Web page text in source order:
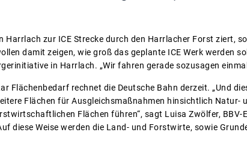
Harrlach zur ICE Strecke durch den Harrlacher Forst ziert,
damit zeigen, wie groß das geplante ICE Werk werden
in Harrlach. „Wir fahren gerade sozusagen
Flächenbedarf rechnet die Deutsche Bahn derzeit. „Und
Flächen für Ausgleichsmaßnahmen hinsichtlich Natur-
Flächen führen“, sagt Luisa Zwölfer,
diese Weise werden die Land- und Forstwirte, sowie